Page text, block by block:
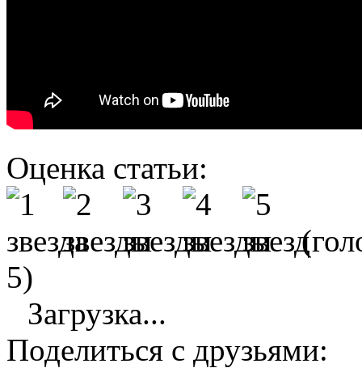
Оценка статьи:
5)
Загрузка...
Поделиться с друзьями: